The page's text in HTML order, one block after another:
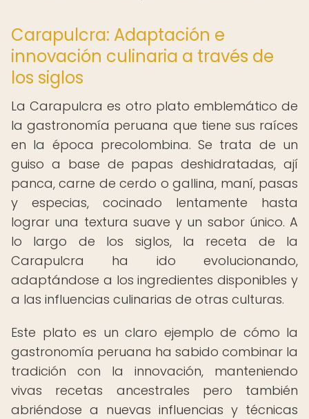
Carapulcra: Adaptación e
innovación culinaria a través de
los siglos
La Carapulcra es otro plato emblemático de
la gastronomía peruana que tiene sus raíces
en la época precolombina. Se trata de un
guiso a base de papas deshidratadas, ají
panca, carne de cerdo o gallina, maní, pasas
y especias, cocinado lentamente hasta
lograr una textura suave y un sabor único. A
lo largo de los siglos, la receta de la
Carapulcra ha ido evolucionando,
adaptándose a los ingredientes disponibles y
a las influencias culinarias de otras culturas.
Este plato es un claro ejemplo de cómo la
gastronomía peruana ha sabido combinar la
tradición con la innovación, manteniendo
vivas recetas ancestrales pero también
abriéndose a nuevas influencias y técnicas